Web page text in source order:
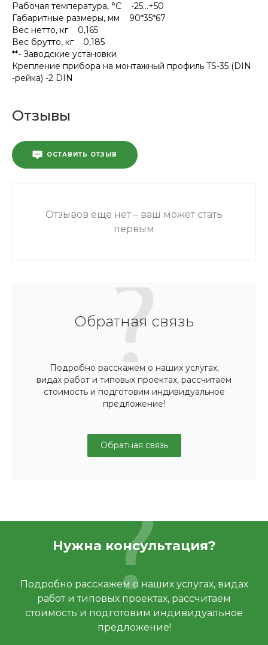
Рабочая температура, °С -25…+50
Габаритные размеры, мм 90*35*67
Вес нетто, кг 0,165
Вес брутто, кг 0,185
**- Заводские установки
Крепление прибора на монтажный профиль TS-35 (DIN
-рейка) -2 DIN
Отзывы
ОСТАВИТЬ ОТЗЫВ
Отзывов ещё нет – ваш может стать
первым
Обратная связь
Подробно расскажем о наших услугах,
видах работ и типовых проектах, рассчитаем
стоимость и подготовим индивидуальное
предложение!
Обратная связь
Нужна консультация?
Подробно расскажем о наших услугах, видах
работ и типовых проектах, рассчитаем
стоимость и подготовим индивидуальное
предложение!